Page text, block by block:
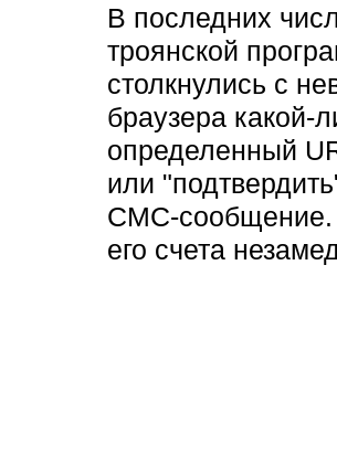
В последних
троянской
столкнулись с
браузера какой-
определенный
или
СМС-сообщение.
его счета